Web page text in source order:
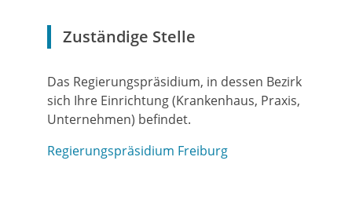
Zuständige Stelle
Das Regierungspräsidium, in dessen Bezirk
sich Ihre Einrichtung (Krankenhaus, Praxis,
Unternehmen) befindet.
Regierungspräsidium Freiburg